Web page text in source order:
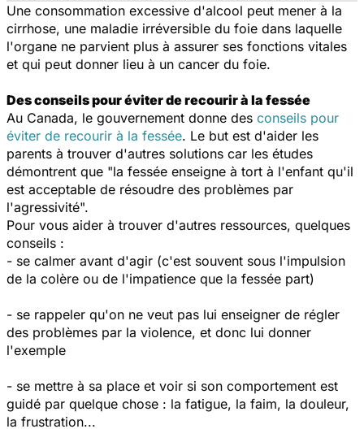
Une consommation excessive d'alcool peut mener à la
cirrhose, une maladie irréversible du foie dans laquelle
l'organe ne parvient plus à assurer ses fonctions vitales
et qui peut donner lieu à un cancer du foie.
Des conseils pour éviter de recourir à la fessée
Au Canada, le gouvernement donne des conseils pour
éviter de recourir à la fessée. Le but est d'aider les
parents à trouver d'autres solutions car les études
démontrent que "la fessée enseigne à tort à l'enfant qu'il
est acceptable de résoudre des problèmes par
l'agressivité".
Pour vous aider à trouver d'autres ressources, quelques
conseils :
- se calmer avant d'agir (c'est souvent sous l'impulsion
de la colère ou de l'impatience que la fessée part)
- se rappeler qu'on ne veut pas lui enseigner de régler
des problèmes par la violence, et donc lui donner
l'exemple
- se mettre à sa place et voir si son comportement est
guidé par quelque chose : la fatigue, la faim, la douleur,
la frustration...